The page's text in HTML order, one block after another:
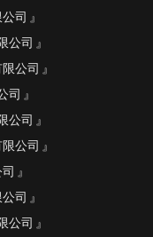
司
公司
公司
司
公司
公司
司
公司